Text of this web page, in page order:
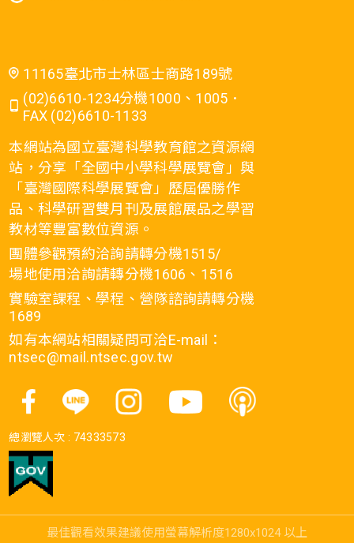
11165臺北市士林區士商路189號
(02)6610-1234分機1000、1005．
FAX (02)6610-1133
本網站為國立臺灣科學教育館之資源網
站，分享「全國中小學科學展覽會」與
「臺灣國際科學展覽會」歷屆優勝作
品、科學研習雙月刊及展館展品之學習
教材等豐富數位資源。
團體參觀預約洽詢請轉分機1515/
場地使用洽詢請轉分機1606、1516
實驗室課程、學程、營隊諮詢請轉分機
1689
如有本網站相關疑問可洽E-mail：
ntsec@mail.ntsec.gov.tw
總瀏覽人次 : 74333573
最佳觀看效果建議使用螢幕解析度1280x1024 以上